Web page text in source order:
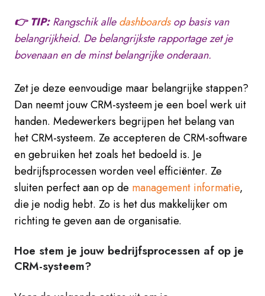
👉 TIP:Rangschik alledashboardsop basis van
belangrijkheid. De belangrijkste rapportage zet je
bovenaan en de minst belangrijke onderaan.
Zet je deze eenvoudige maar belangrijke stappen?
Dan neemt jouw CRM-systeem je een boel werk uit
handen. Medewerkers begrijpen het belang van
het CRM-systeem. Ze accepteren de CRM-software
en gebruiken het zoals het bedoeld is. Je
bedrijfsprocessen worden veel efficiënter. Ze
sluiten perfect aan op de management informatie,
die je nodig hebt. Zo is het dus makkelijker om
richting te geven aan de organisatie.
Hoe stem je jouw bedrijfsprocessen af op je
CRM-systeem?